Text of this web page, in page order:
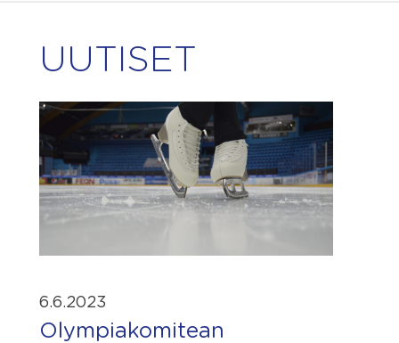
UUTISET
6.6.2023
Olympiakomitean